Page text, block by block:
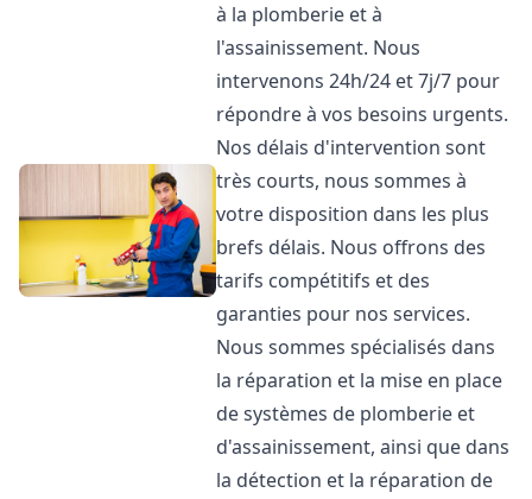
à la plomberie et à
l'assainissement. Nous
intervenons 24h/24 et 7j/7 pour
répondre à vos besoins urgents.
Nos délais d'intervention sont
très courts, nous sommes à
votre disposition dans les plus
brefs délais. Nous offrons des
tarifs compétitifs et des
garanties pour nos services.
Nous sommes spécialisés dans
la réparation et la mise en place
de systèmes de plomberie et
d'assainissement, ainsi que dans
la détection et la réparation de